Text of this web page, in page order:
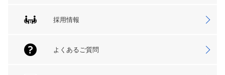
採用情報
よくあるご質問